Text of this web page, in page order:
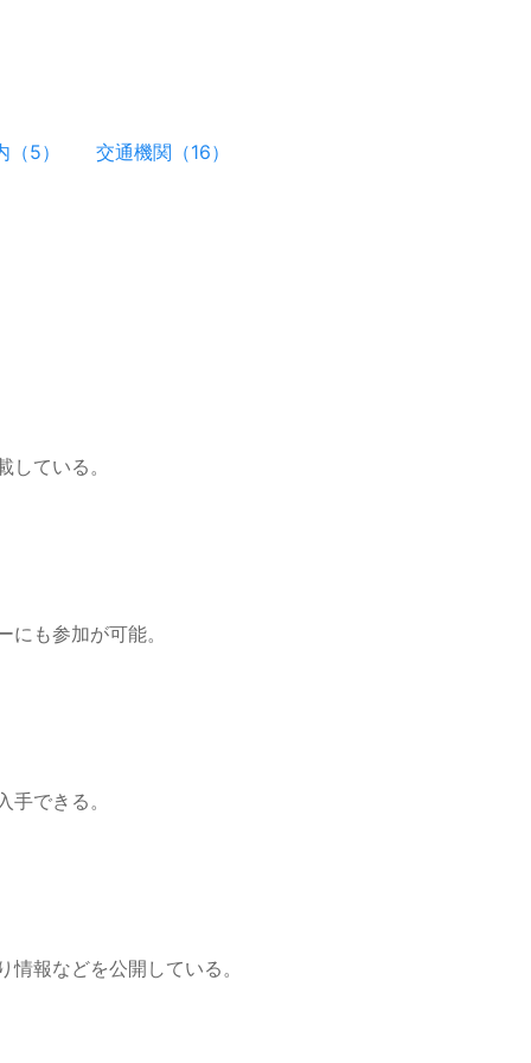
（5）
交通機関（16）
ている。
も参加が可能。
できる。
報などを公開している。